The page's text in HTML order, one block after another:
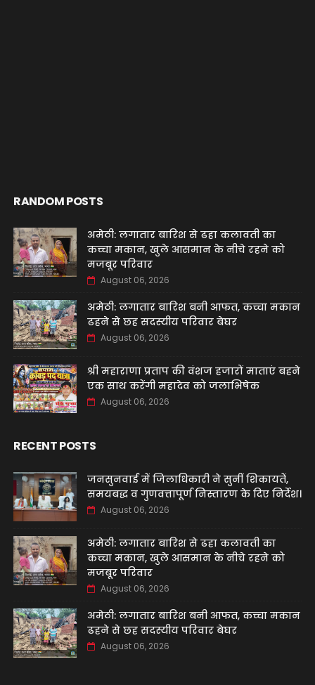
RANDOM POSTS
अमेठी: लगातार बारिश से ढहा कलावती का
कच्चा मकान, खुले आसमान के नीचे रहने को
मजबूर परिवार
August 06, 2026
अमेठी: लगातार बारिश बनी आफत, कच्चा मकान
ढहने से छह सदस्यीय परिवार बेघर
August 06, 2026
श्री महाराणा प्रताप की वंशज हजारों माताएं बहने
एक साथ करेंगी महादेव को जलाभिषेक
August 06, 2026
RECENT POSTS
जनसुनवाई में जिलाधिकारी ने सुनीं शिकायतें,
समयबद्ध व गुणवत्तापूर्ण निस्तारण के दिए निर्देश।
August 06, 2026
अमेठी: लगातार बारिश से ढहा कलावती का
कच्चा मकान, खुले आसमान के नीचे रहने को
मजबूर परिवार
August 06, 2026
अमेठी: लगातार बारिश बनी आफत, कच्चा मकान
ढहने से छह सदस्यीय परिवार बेघर
August 06, 2026